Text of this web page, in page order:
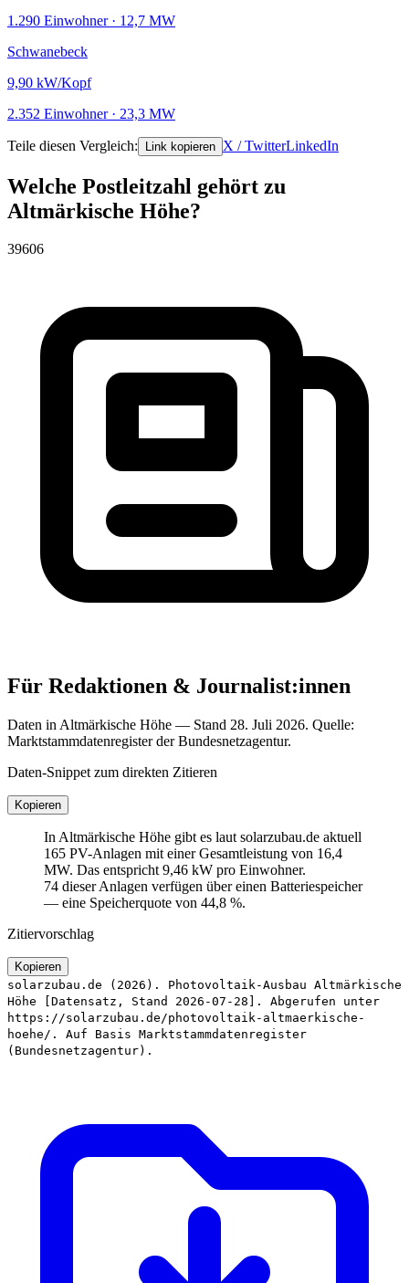
1.290 Einwohner · 12,7 MW
Schwanebeck
9,90 kW/Kopf
2.352 Einwohner · 23,3 MW
Teile diesen Vergleich: Link kopieren X / TwitterLinkedIn
Welche Postleitzahl gehört zu
Altmärkische Höhe?
39606
Für Redaktionen & Journalist:innen
Daten in Altmärkische Höhe — Stand 28. Juli 2026. Quelle:
Marktstammdatenregister der Bundesnetzagentur.
Daten-Snippet zum direkten Zitieren
Kopieren
In Altmärkische Höhe gibt es laut solarzubau.de aktuell
165 PV-Anlagen mit einer Gesamtleistung von 16,4
MW. Das entspricht 9,46 kW pro Einwohner.
74 dieser Anlagen verfügen über einen Batteriespeicher
— eine Speicherquote von 44,8 %.
Zitiervorschlag
Kopieren
solarzubau.de (2026). Photovoltaik-Ausbau Altmärkische
Höhe [Datensatz, Stand 2026-07-28]. Abgerufen unter
https://solarzubau.de/photovoltaik-altmaerkische-
hoehe/. Auf Basis Marktstammdatenregister
(Bundesnetzagentur).